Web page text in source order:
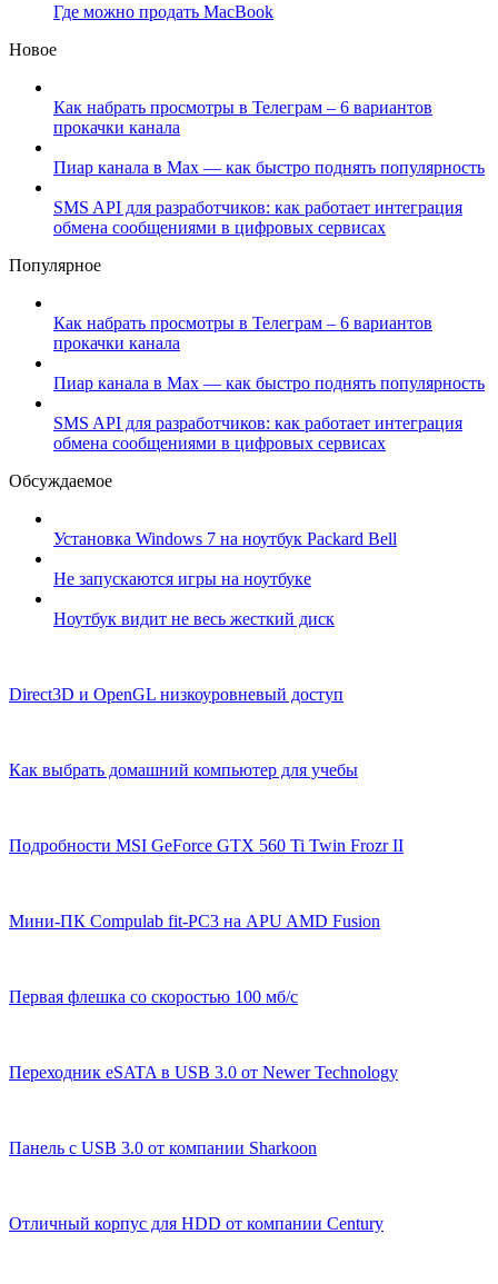
Где можно продать MacBook
Новое
Как набрать просмотры в Телеграм – 6 вариантов
прокачки канала
Пиар канала в Max — как быстро поднять популярность
SMS API для разработчиков: как работает интеграция
обмена сообщениями в цифровых сервисах
Популярное
Как набрать просмотры в Телеграм – 6 вариантов
прокачки канала
Пиар канала в Max — как быстро поднять популярность
SMS API для разработчиков: как работает интеграция
обмена сообщениями в цифровых сервисах
Обсуждаемое
Установка Windows 7 на ноутбук Packard Bell
Не запускаются игры на ноутбуке
Ноутбук видит не весь жесткий диск
Direct3D и OpenGL низкоуровневый доступ
Как выбрать домашний компьютер для учебы
Подробности MSI GeForce GTX 560 Ti Twin Frozr II
Мини-ПК Compulab fit-PC3 на APU AMD Fusion
Первая флешка со скоростью 100 мб/с
Переходник eSATA в USB 3.0 от Newer Technology
Панель с USB 3.0 от компании Sharkoon
Отличный корпус для HDD от компании Century